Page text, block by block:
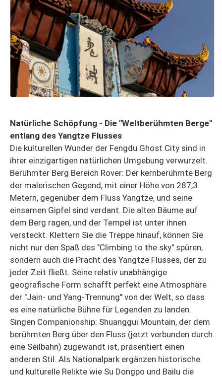
Natürliche Schöpfung - Die "Weltberühmten Berge"
entlang des Yangtze Flusses
Die kulturellen Wunder der Fengdu Ghost City sind in
ihrer einzigartigen natürlichen Umgebung verwurzelt.
Berühmter Berg Bereich Rover: Der kernberühmte Berg
der malerischen Gegend, mit einer Höhe von 287,3
Metern, gegenüber dem Fluss Yangtze, und seine
einsamen Gipfel sind verdant. Die alten Bäume auf
dem Berg ragen, und der Tempel ist unter ihnen
versteckt. Klettern Sie die Treppe hinauf, können Sie
nicht nur den Spaß des "Climbing to the sky" spüren,
sondern auch die Pracht des Yangtze Flusses, der zu
jeder Zeit fließt. Seine relativ unabhängige
geografische Form schafft perfekt eine Atmosphäre
der "Jain- und Yang-Trennung" von der Welt, so dass
es eine natürliche Bühne für Legenden zu landen.
Singen Companionship: Shuanggui Mountain, der dem
berühmten Berg über den Fluss (jetzt verbunden durch
eine Seilbahn) zugewandt ist, präsentiert einen
anderen Stil. Als Nationalpark ergänzen historische
und kulturelle Relikte wie Su Dongpo und Bailu die